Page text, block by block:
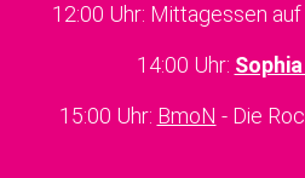
12:00 Uhr: Mittagessen
14:00 Uhr:
15:00 Uhr: BmoN - Die